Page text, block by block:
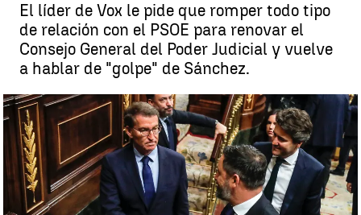
El líder de Vox le pide que romper todo tipo
de relación con el PSOE para renovar el
Consejo General del Poder Judicial y vuelve
a hablar de "golpe" de Sánchez.
Abascal propone a Feijóo un frente común contra Pedro Sánchez |